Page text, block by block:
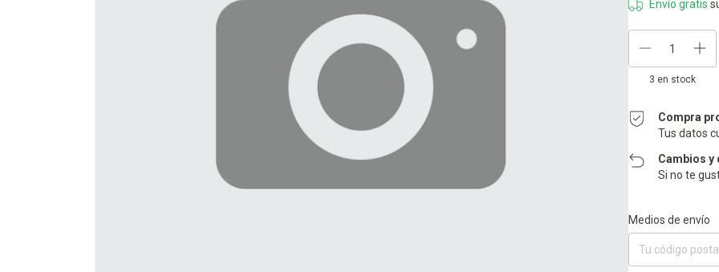
Envío gratis
3 en stock
Compra
Tus datos
Cambios y
Si no te
Entregas para el CP:
Medios de envío